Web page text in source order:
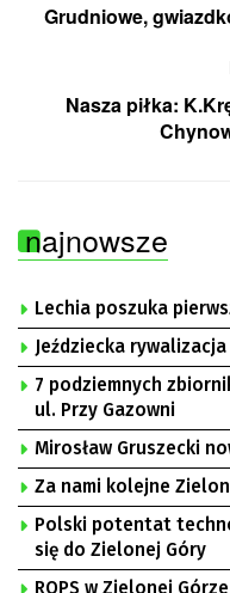
Grudniowe,
Nasza piłka:
najnowsze
Lechia poszuka
Jeździecka
7 podziemnych
ul. Przy Gazowni
Mirosław Gruszecki
Za nami kolejne
Polski potentat
się do Zielonej Góry
ROPS w Zielonej